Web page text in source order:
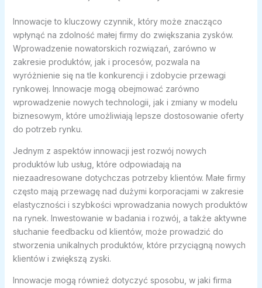
Innowacje to kluczowy czynnik, który może znacząco
wpłynąć na zdolność małej firmy do zwiększania zysków.
Wprowadzenie nowatorskich rozwiązań, zarówno w
zakresie produktów, jak i procesów, pozwala na
wyróżnienie się na tle konkurencji i zdobycie przewagi
rynkowej. Innowacje mogą obejmować zarówno
wprowadzenie nowych technologii, jak i zmiany w modelu
biznesowym, które umożliwiają lepsze dostosowanie oferty
do potrzeb rynku.
Jednym z aspektów innowacji jest rozwój nowych
produktów lub usług, które odpowiadają na
niezaadresowane dotychczas potrzeby klientów. Małe firmy
często mają przewagę nad dużymi korporacjami w zakresie
elastyczności i szybkości wprowadzania nowych produktów
na rynek. Inwestowanie w badania i rozwój, a także aktywne
słuchanie feedbacku od klientów, może prowadzić do
stworzenia unikalnych produktów, które przyciągną nowych
klientów i zwiększą zyski.
Innowacje mogą również dotyczyć sposobu, w jaki firma